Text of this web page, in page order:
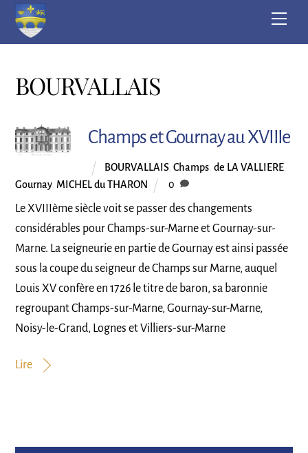
Skip
BOURVALLAIS
Champs et Gournay au XVIIIe
BOURVALLAIS,Champs ,de LA VALLIERE
Gournay, MICHEL du THARON 0
Le XVIIIème siècle voit se passer des changements
considérables pour Champs-sur-Marne et Gournay-sur-
Marne. La seigneurie en partie de Gournay est ainsi passée
sous la coupe du seigneur de Champs sur Marne, auquel
Louis XV confère en 1726 le titre de baron, sa baronnie
regroupant Champs-sur-Marne, Gournay-sur-Marne,
Noisy-le-Grand, Lognes et Villiers-sur-Marne
Lire